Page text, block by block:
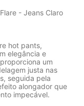
- Jeans Claro
hot pants,
elegância e
um
justa nas
seguida pela
alongador que
impecável.